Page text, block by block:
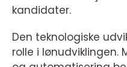
kandidater.
Den teknologiske
rolle i lønudviklingen.